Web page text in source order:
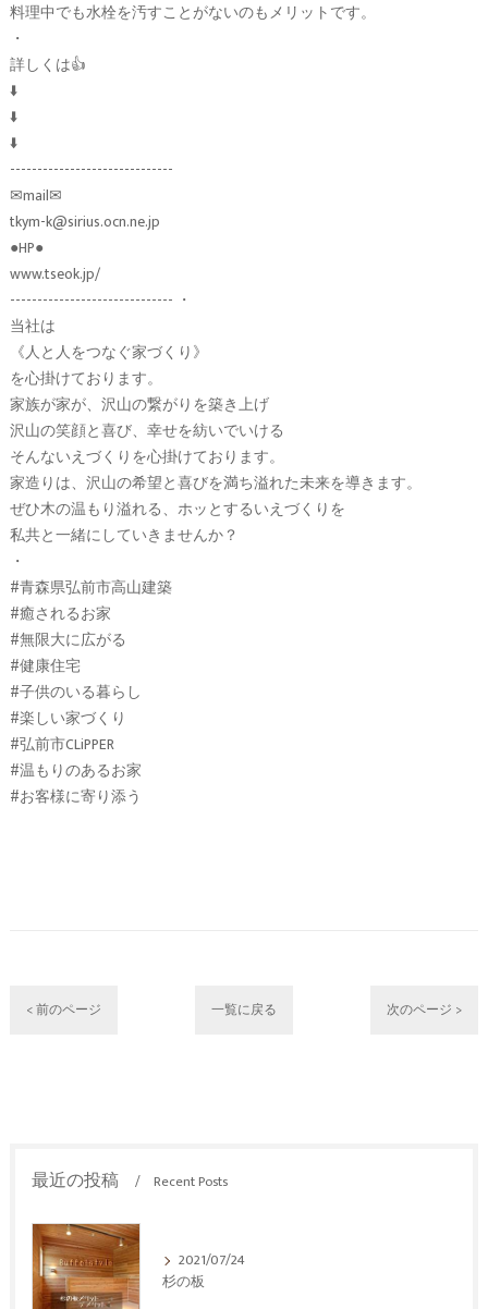
料理中でも水栓を汚すことがないのもメリットです。
・
詳しくは👍
⬇️
⬇️
⬇️
------------------------------
✉︎mail✉︎
tkym-k@sirius.ocn.ne.jp
●HP●
www.tseok.jp/
------------------------------ ・
当社は
《人と人をつなぐ家づくり》
を心掛けております。
家族が家が、沢山の繋がりを築き上げ
沢山の笑顔と喜び、幸せを紡いでいける
そんないえづくりを心掛けております。
家造りは、沢山の希望と喜びを満ち溢れた未来を導きます。
ぜひ木の温もり溢れる、ホッとするいえづくりを
私共と一緒にしていきませんか？
・
#青森県弘前市高山建築
#癒されるお家
#無限大に広がる
#健康住宅
#子供のいる暮らし
#楽しい家づくり
#弘前市CLiPPER
#温もりのあるお家
#お客様に寄り添う
< 前のページ 一覧に戻る 次のページ >
最近の投稿 Recent Posts
2021/07/24
杉の板